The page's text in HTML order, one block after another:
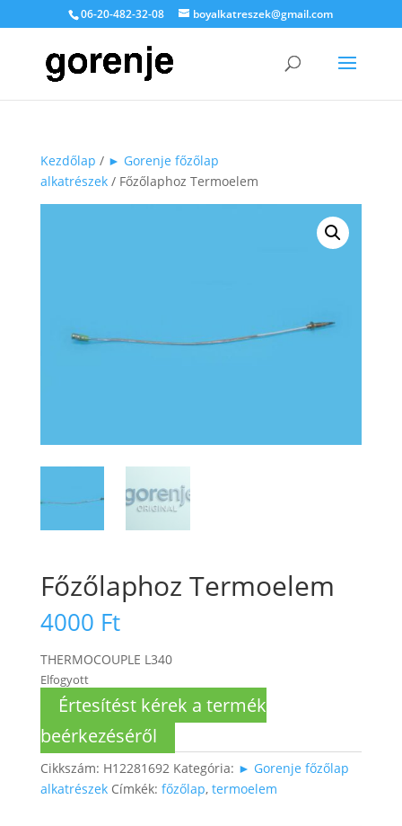
06-20-482-32-08 boyalkatreszek@gmail.com
Kezdőlap / ► Gorenje főzőlap
alkatrészek/ Főzőlaphoz Termoelem
Főzőlaphoz Termoelem
4000 Ft
THERMOCOUPLE L340
Elfogyott
Értesítést kérek a termék
beérkezéséről
Cikkszám: H12281692 Kategória: ► Gorenje főzőlap
alkatrészek Címkék: főzőlap, termoelem